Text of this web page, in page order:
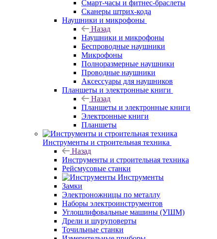
Смарт-часы и фитнес-браслеты
Сканеры штрих-кода
Наушники и микрофоны
Назад
Наушники и микрофоны
Беспроводные наушники
Микрофоны
Полноразмерные наушники
Проводные наушники
Аксессуары для наушников
Планшеты и электронные книги
Назад
Планшеты и электронные книги
Электронные книги
Планшеты
Инструменты и строительная техника
Назад
Инструменты и строительная техника
Рейсмусовые станки
Инструменты
Замки
Электроножницы по металлу
Наборы электроинструментов
Углошлифовальные машины (УШМ)
Дрели и шуруповерты
Точильные станки